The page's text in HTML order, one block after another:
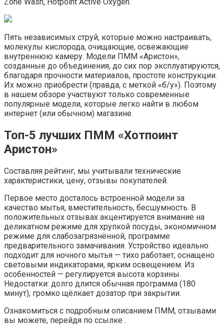
Zone Wash, Hotpoint Active Oxygen.
Пять независимых струй, которые можно настраивать,
молекулы кислорода, очищающие, освежающие
внутреннюю камеру. Модели ПММ «Аристон»,
созданные до объединения, до сих пор эксплуатируются,
благодаря прочности материалов, простоте конструкции.
Их можно приобрести (правда, с меткой «б/у»). Поэтому
в нашем обзоре участвуют только современные
популярные модели, которые легко найти в любом
интернет (или обычном) магазине.
Топ-5 лучших ПММ «Хотпоинт
Аристон»
Составляя рейтинг, мы учитывали технические
характеристики, цену, отзывы покупателей.
Первое место досталось встроенной модели за
качество мытья, вместительность, бесшумность. В
положительных отзывах акцентируется внимание на
деликатном режиме для хрупкой посуды, экономичном
режиме для слабозагрязнённой, программе
предварительного замачивания. Устройство идеально
подходит для ночного мытья — тихо работает, оснащено
световыми индикаторами, ярким освещением. Из
особенностей — регулируется высота корзины.
Недостатки: долго длится обычная программа (180
минут), громко щёлкает дозатор при закрытии.
Ознакомиться с подробным описанием ПММ, отзывами
вы можете, перейдя по ссылке .